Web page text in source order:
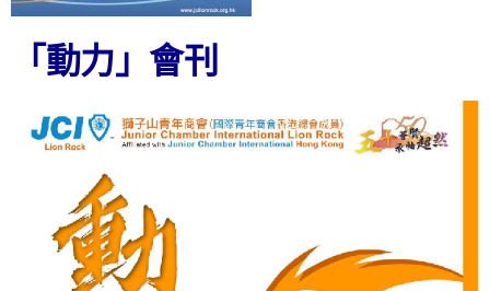
「動力」會刊